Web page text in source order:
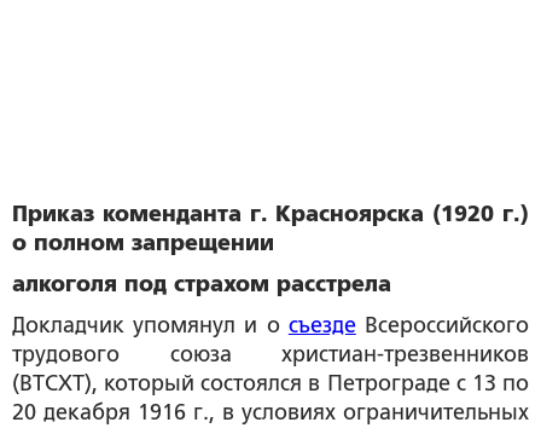
Приказ коменданта г. Красноярска (1920 г.)
о полном запрещении
алкоголя под страхом расстрела
Докладчик упомянул и о съездеВсероссийского
трудового союза христиан-трезвенников
(ВТСХТ), который состоялся в Петрограде с 13 по
20 декабря 1916 г., в условиях ограничительных